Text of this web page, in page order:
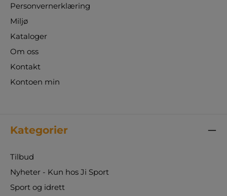
Personvernerklæring
Miljø
Kataloger
Om oss
Kontakt
Kontoen min
Kategorier
Tilbud
Nyheter - Kun hos Ji Sport
Sport og idrett